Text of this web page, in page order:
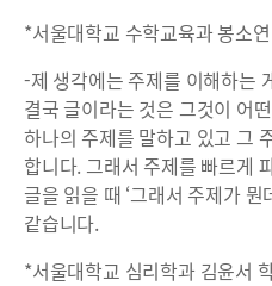
*서울대학교 수학교육과 봉소
-제 생각에는 주제를 이해하는
결국 글이라는 것은 그것이 어
하나의 주제를 말하고 있고 그
합니다. 그래서 주제를 빠르게
글을 읽을 때 ‘그래서 주제가
같습니다.
*서울대학교 심리학과 김윤서